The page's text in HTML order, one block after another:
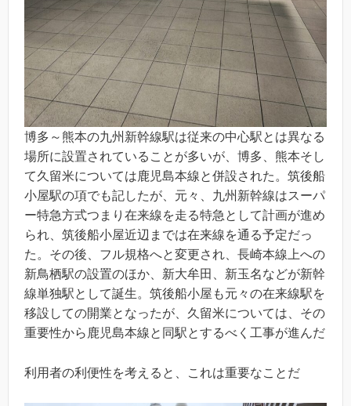
博多～熊本の九州新幹線駅は従来の中心駅とは異なる
場所に設置されていることが多いが、博多、熊本そし
て久留米については鹿児島本線と併設された。筑後船
小屋駅の項でも記したが、元々、九州新幹線はスーパ
ー特急方式つまり在来線を走る特急として計画が進め
られ、筑後船小屋近辺までは在来線を通る予定だっ
た。その後、フル規格へと変更され、長崎本線上への
新鳥栖駅の設置のほか、新大牟田、新玉名などが新幹
線単独駅として誕生。筑後船小屋も元々の在来線駅を
移設しての開業となったが、久留米については、その
重要性から鹿児島本線と同駅とするべく工事が進んだ
利用者の利便性を考えると、これは重要なことだ